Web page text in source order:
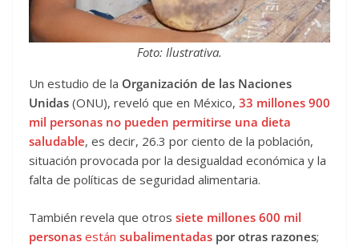
Foto: Ilustrativa.
Un estudio de la Organización de las Naciones
Unidas (ONU), reveló que en México, 33 millones 900
mil personas no pueden permitirse una dieta
saludable, es decir, 26.3 por ciento de la población,
situación provocada por la desigualdad económica y la
falta de políticas de seguridad alimentaria.
También revela que otros siete millones 600 mil
personas están subalimentadas por otras razones;